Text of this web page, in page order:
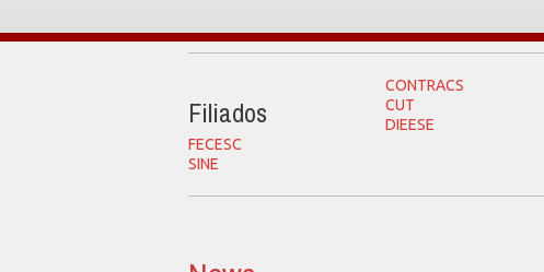
Filiados
CONTRACS
CUT
DIEESE
FECESC
SINE